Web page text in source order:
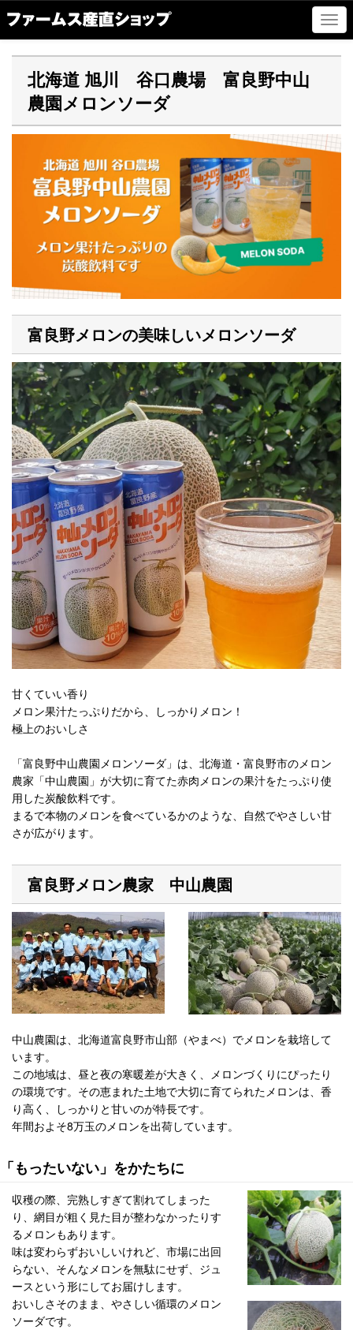
ナ
ビ
ゲ
の
切
北海道 旭川 谷口農場 富良野中山
農園メロンソーダ
富良野メロンの美味しいメロンソーダ
甘くていい香り
メロン果汁たっぷりだから、しっかりメロン！
極上のおいしさ
「富良野中山農園メロンソーダ」は、北海道・富良野市のメロン
農家「中山農園」が大切に育てた赤肉メロンの果汁をたっぷり使
用した炭酸飲料です。
まるで本物のメロンを食べているかのような、自然でやさしい甘
さが広がります。
富良野メロン農家 中山農園
中山農園は、北海道富良野市山部（やまべ）でメロンを栽培して
います。
この地域は、昼と夜の寒暖差が大きく、メロンづくりにぴったり
の環境です。その恵まれた土地で大切に育てられたメロンは、香
り高く、しっかりと甘いのが特長です。
年間およそ8万玉のメロンを出荷しています。
「もったいない」をかたちに
収穫の際、完熟しすぎて割れてしまった
り、網目が粗く見た目が整わなかったりす
るメロンもあります。
味は変わらずおいしいけれど、市場に出回
らない、そんなメロンを無駄にせず、ジュ
ースという形にしてお届けします。
おいしさそのまま、やさしい循環のメロン
ソーダです。